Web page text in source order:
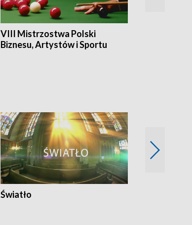
VIII Mistrzostwa Polski
Biznesu, Artystów i Sportu
Światło